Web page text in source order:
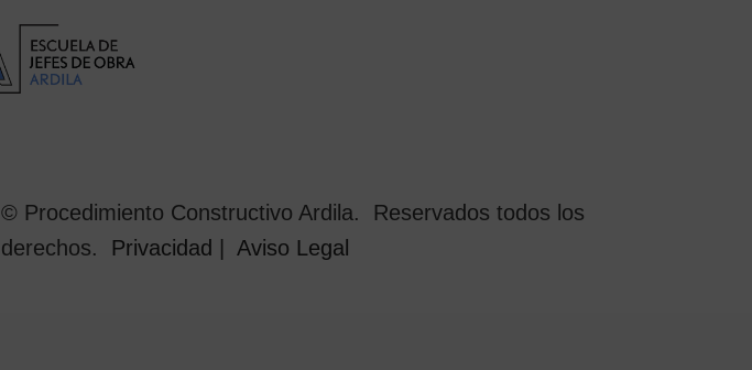
© Procedimiento Constructivo Ardila. Reservados todos los
derechos. Privacidad Aviso Legal